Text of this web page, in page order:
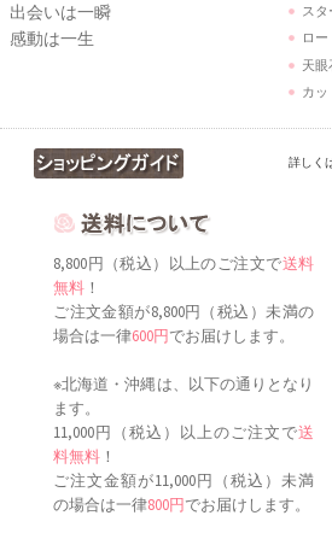
出会いは一瞬
感動は一生
スタ
ロー
天眼
カッ
詳しく
8,800円（税込）以上のご注文で送料
無料 ！
ご注文金額が8,800円（税込）未満の
場合は一律600円でお届けします。
※北海道・沖縄は、以下の通りとなり
ます。
11,000円（税込）以上のご注文で送
料無料 ！
ご注文金額が11,000円（税込）未満
の場合は一律800円でお届けします。